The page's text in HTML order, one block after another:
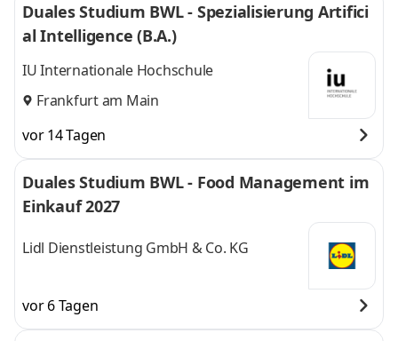
Duales Studium BWL - Spezialisierung Artifici
al Intelligence (B.A.)
IU Internationale Hochschule
Frankfurt am Main
vor 14 Tagen
Duales Studium BWL - Food Management im
Einkauf 2027
Lidl Dienstleistung GmbH & Co. KG
vor 6 Tagen